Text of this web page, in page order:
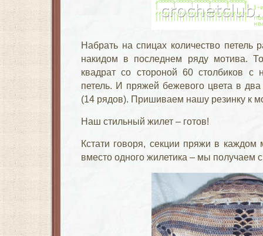
Набрать на спицах количество петель
накидом в последнем ряду мотива.
квадрат со стороной 60 столбиков
петель. И пряжей бежевого цвета в
(14 рядов). Пришиваем нашу резинку к
Наш стильный жилет – готов!
Кстати говоря, секции пряжи в каждом
вместо одного жилетика – мы получаем